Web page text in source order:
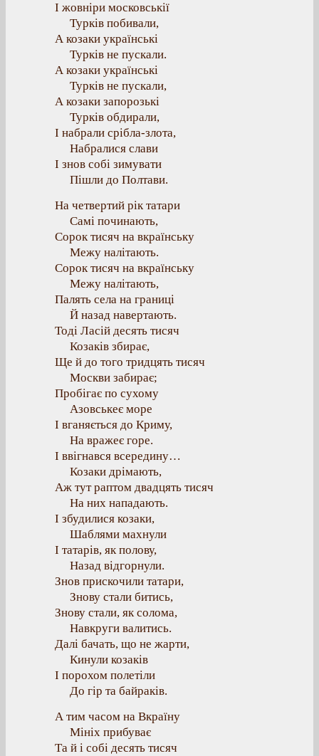
І жовніри московськії
Турків побивали,
А козаки українські
Турків не пускали.
А козаки українські
Турків не пускали,
А козаки запорозькі
Турків обдирали,
І набрали срібла-злота,
Набралися слави
І знов собі зимувати
Пішли до Полтави.
На четвертий рік татари
Самі починають,
Сорок тисяч на вкраїнську
Межу налітають.
Сорок тисяч на вкраїнську
Межу налітають,
Палять села на границі
Й назад навертають.
Тоді Ласій десять тисяч
Козаків збирає,
Ще й до того тридцять тисяч
Москви забирає;
Пробігає по сухому
Азовськеє море
І вганяється до Криму,
На вражеє горе.
І ввігнався всередину…
Козаки дрімають,
Аж тут раптом двадцять тисяч
На них нападають.
І збудилися козаки,
Шаблями махнули
І татарів, як полову,
Назад відгорнули.
Знов прискочили татари,
Знову стали битись,
Знову стали, як солома,
Навкруги валитись.
Далі бачать, що не жарти,
Кинули козаків
І порохом полетіли
До гір та байраків.
А тим часом на Вкраїну
Мініх прибуває
Та й і собі десять тисяч